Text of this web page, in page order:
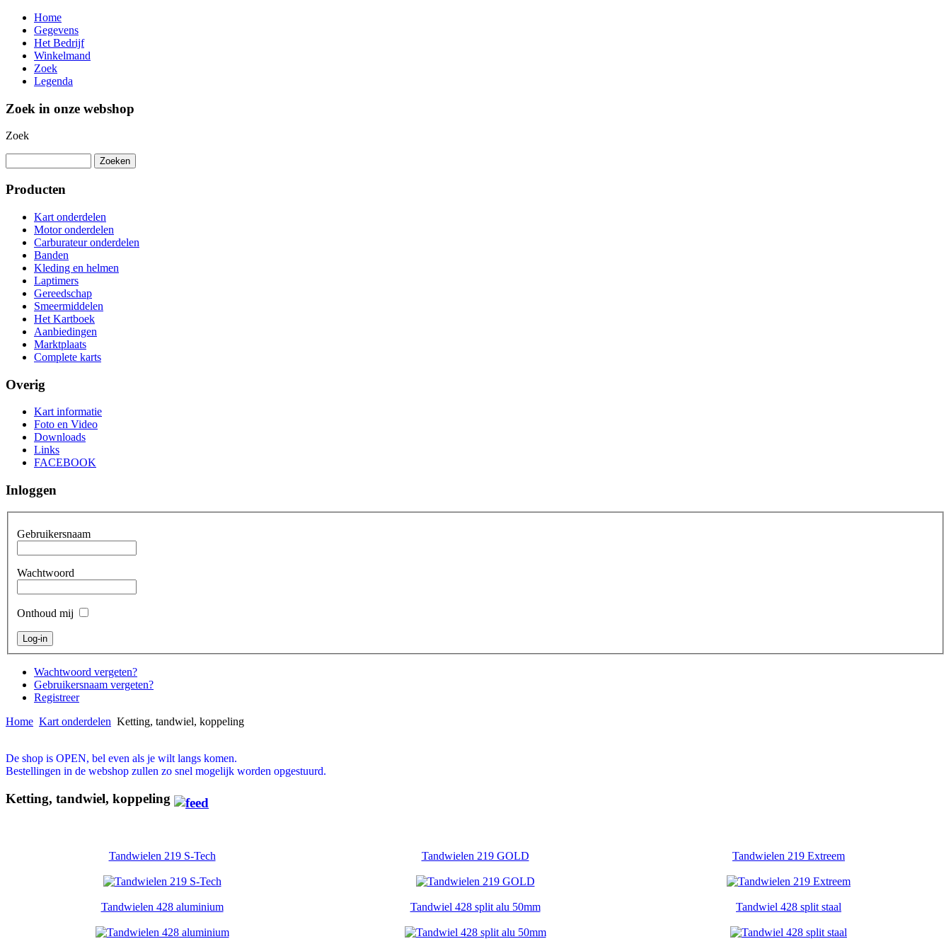
Home
Gegevens
Het Bedrijf
Winkelmand
Zoek
Legenda
Zoek in onze webshop
Zoek
Producten
Kart onderdelen
Motor onderdelen
Carburateur onderdelen
Banden
Kleding en helmen
Laptimers
Gereedschap
Smeermiddelen
Het Kartboek
Aanbiedingen
Marktplaats
Complete karts
Overig
Kart informatie
Foto en Video
Downloads
Links
FACEBOOK
Inloggen
Gebruikersnaam
Wachtwoord
Onthoud mij
Wachtwoord vergeten?
Gebruikersnaam vergeten?
Registreer
Home Kart onderdelen Ketting, tandwiel, koppeling
De shop is OPEN, bel even als je wilt langs komen.
Bestellingen in de webshop zullen zo snel mogelijk worden opgestuurd.
Ketting, tandwiel, koppeling
Tandwielen 219 S-Tech Tandwielen 219 GOLD Tandwielen 219 Extreem
Tandwielen 428 aluminium Tandwiel 428 split alu 50mm Tandwiel 428 split staal